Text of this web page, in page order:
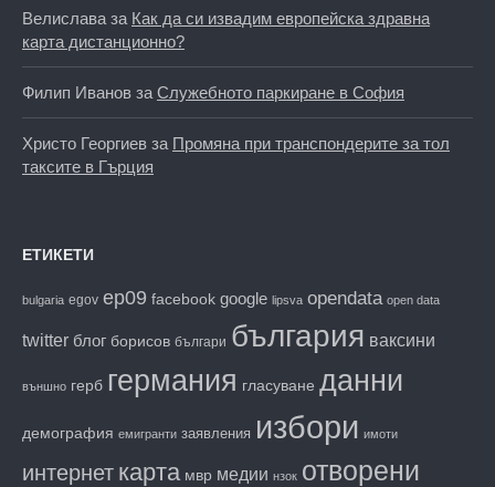
Велислава за Как да си извадим европейска здравна
карта дистанционно?
Филип Иванов за Служебното паркиране в София
Христо Георгиев за Промяна при транспондерите за тол
таксите в Гърция
ЕТИКЕТИ
bulgaria egov ep09 facebook google lipsva opendata open data
twitter блог борисов българи българия ваксини
външно герб германия гласуване данни
демография емигранти заявления избори имоти
интернет карта мвр медии нзок отворени